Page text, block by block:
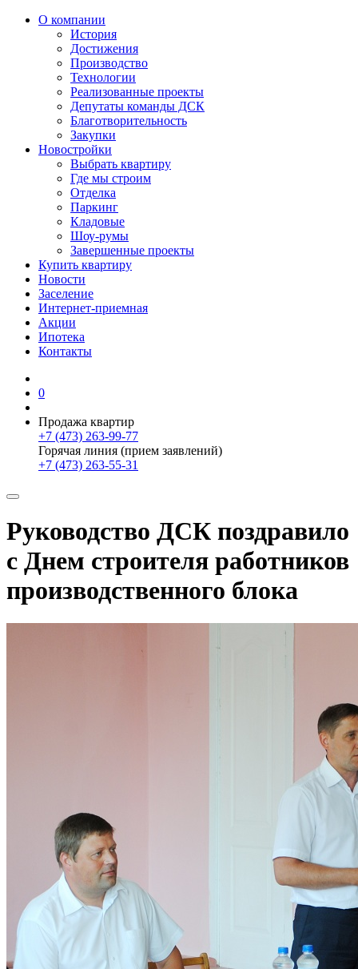
О компании
История
Достижения
Производство
Технологии
Реализованные проекты
Депутаты команды ДСК
Благотворительность
Закупки
Новостройки
Выбрать квартиру
Где мы строим
Отделка
Паркинг
Кладовые
Шоу-румы
Завершенные проекты
Купить квартиру
Новости
Заселение
Интернет-приемная
Акции
Ипотека
Контакты
0
Продажа квартир
+7 (473) 263-99-77
Горячая линия (прием заявлений)
+7 (473) 263-55-31
Руководство ДСК поздравило
с Днем строителя работников
производственного блока